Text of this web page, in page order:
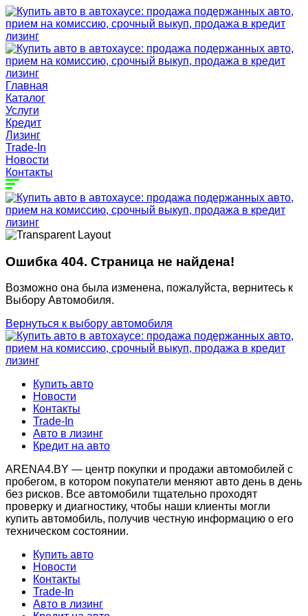
Главная
Каталог
Услуги
Кредит
Лизинг
Trade-In
Новости
Контакты
Ошибка 404. Страница не найдена!
Возможно она была изменена, пожалуйста, вернитесь к
Выбору Автомобиля.
Вернуться к выбору автомобиля
Купить авто
Новости
Контакты
Trade-In
Авто в лизинг
Кредит на авто
ARENA4.BY — центр покупки и продажи автомобилей с
пробегом, в котором покупатели меняют авто день в день
без рисков. Все автомобили тщательно проходят
проверку и диагностику, чтобы наши клиенты могли
купить автомобиль, получив честную информацию о его
техническом состоянии.
Купить авто
Новости
Контакты
Trade-In
Авто в лизинг